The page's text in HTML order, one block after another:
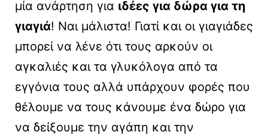
μία ανάρτηση για ιδέες για δώρα για τη
γιαγιά! Ναι μάλιστα! Γιατί και οι γιαγιάδες
μπορεί να λένε ότι τους αρκούν οι
αγκαλιές και τα γλυκόλογα από τα
εγγόνια τους αλλά υπάρχουν φορές που
θέλουμε να τους κάνουμε ένα δώρο για
να δείξουμε την αγάπη και την